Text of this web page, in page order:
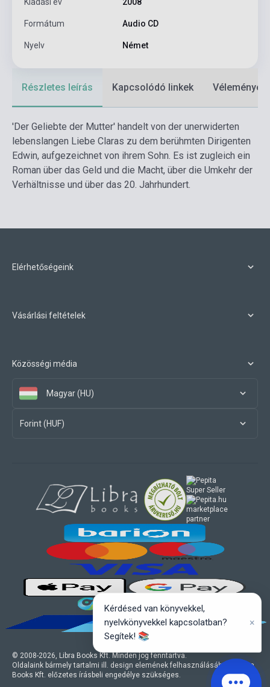
Formátum Audio CD
Nyelv Német
Részletes leírás Kapcsolódó linkek Vélemények
'Der Geliebte der Mutter' handelt von der unerwiderten
lebenslangen Liebe Claras zu dem berühmten Dirigenten
Edwin, aufgezeichnet von ihrem Sohn. Es ist zugleich ein
Roman über das Geld und die Macht, über die Umkehr der
Verhältnisse und über das 20. Jahrhundert.
Elérhetőségeink
Vásárlási feltételek
Közösségi média
Magyar (HU)
Forint (HUF)
© 2008-2026 , Libra Books Kft. Minden jog fenntartva.
Oldalaink bármely tartalmi ill. design elemének felhasználásához a Libra
Books Kft. előzetes írásbeli engedélye szükséges.
marketplace
partner
Kérdésed van könyvekkel,
nyelvkönyvekkel kapcsolatban?
Segítek! 📚
×